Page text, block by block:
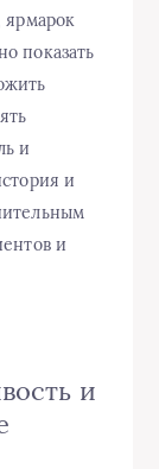
ярмарок
показать
и
и
и
и